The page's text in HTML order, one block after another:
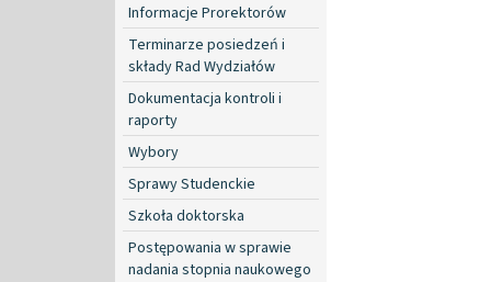
Informacje Prorektorów
Terminarze posiedzeń i
składy Rad Wydziałów
Dokumentacja kontroli i
raporty
Wybory
Sprawy Studenckie
Szkoła doktorska
Postępowania w sprawie
nadania stopnia naukowego